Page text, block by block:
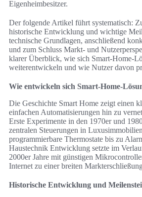
Eigenheimbesitzer.
Der folgende Artikel führt systematisch:
historische Entwicklung und wichtige
technische Grundlagen, anschließend
und zum Schluss Markt- und
klarer Überblick, wie sich Smart-Home-
weiterentwickeln und wie Nutzer davon
Wie entwickeln sich Smart-Home-
Die Geschichte Smart Home zeigt einen
einfachen Automatisierungen hin zu
Erste Experimente in den 1970er und
zentralen Steuerungen in
programmierbare Thermostate bis zu
Haustechnik Entwicklung setzte im
2000er Jahre mit günstigen
Internet zu einer breiten
Historische Entwicklung und